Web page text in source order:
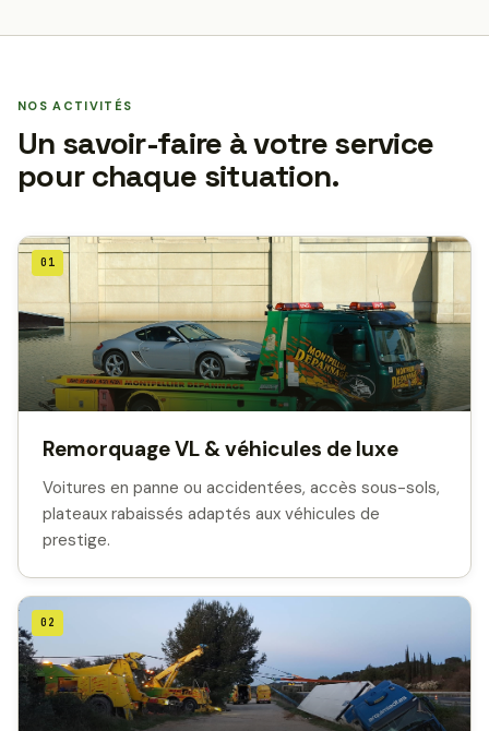
NOS ACTIVITÉS
Un savoir-faire à votre service
pour chaque situation.
01
Remorquage VL & véhicules de luxe
Voitures en panne ou accidentées, accès sous-sols,
plateaux rabaissés adaptés aux véhicules de
prestige.
02